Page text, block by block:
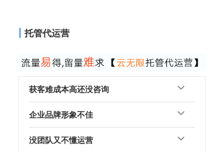
托管代运营
获客难成本高还没咨询
企业品牌形象不佳
没团队又不懂运营